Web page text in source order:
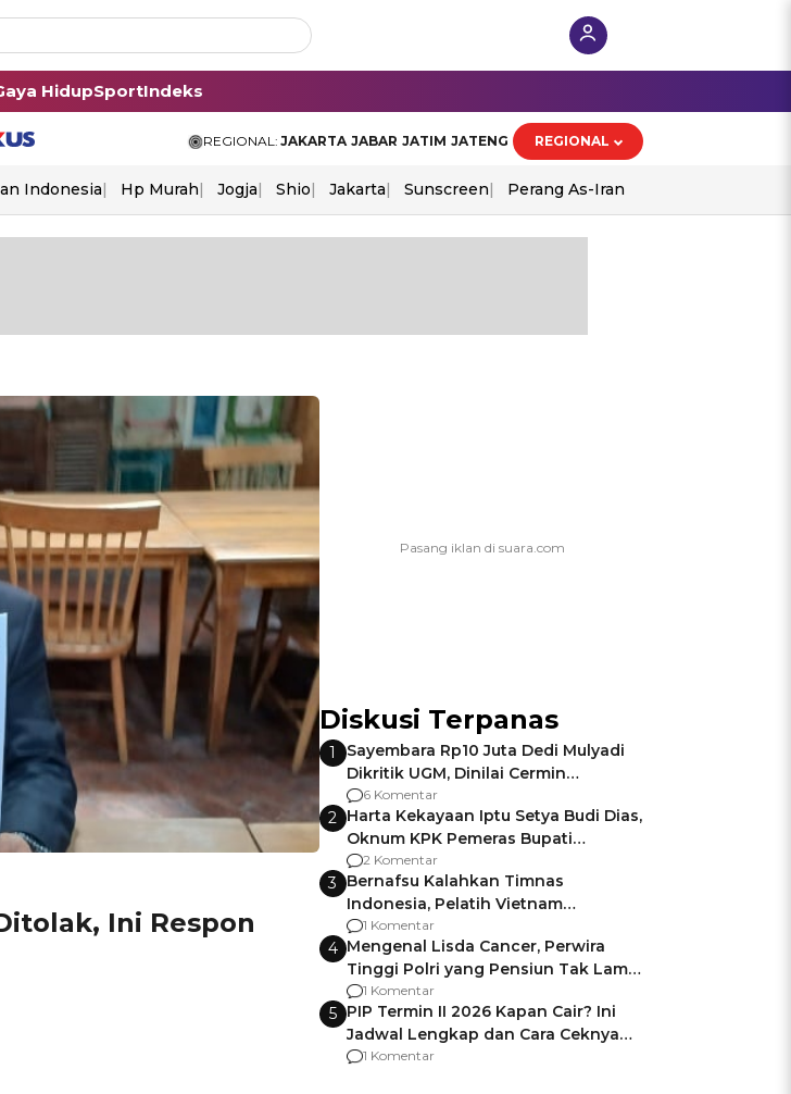
HidupSportIndeks
REGIONAL: JAKARTA JABAR JATIM JATENG REGIONAL
Indonesia Hp Murah Jogja Shio Jakarta Sunscreen Perang As-Iran
Ini Respon
Diskusi Terpanas
1
Sayembara Rp10 Juta Dedi Mulyadi
Dikritik UGM, Dinilai Cermin
Gagalnya Negara Jamin Keamanan
6 Komentar
2 Harta Kekayaan Iptu Setya Budi Dias,
Oknum KPK Pemeras Bupati
Pemalang
2 Komentar
3 Bernafsu Kalahkan Timnas
Indonesia, Pelatih Vietnam
Berencana Pakai Jimat di Pakansari
1 Komentar
4 Mengenal Lisda Cancer, Perwira
Tinggi Polri yang Pensiun Tak Lama
Usai Jadi Brigjen
1 Komentar
5 PIP Termin II 2026 Kapan Cair? Ini
Jadwal Lengkap dan Cara Ceknya
agar Dana Tidak Hangus!
1 Komentar